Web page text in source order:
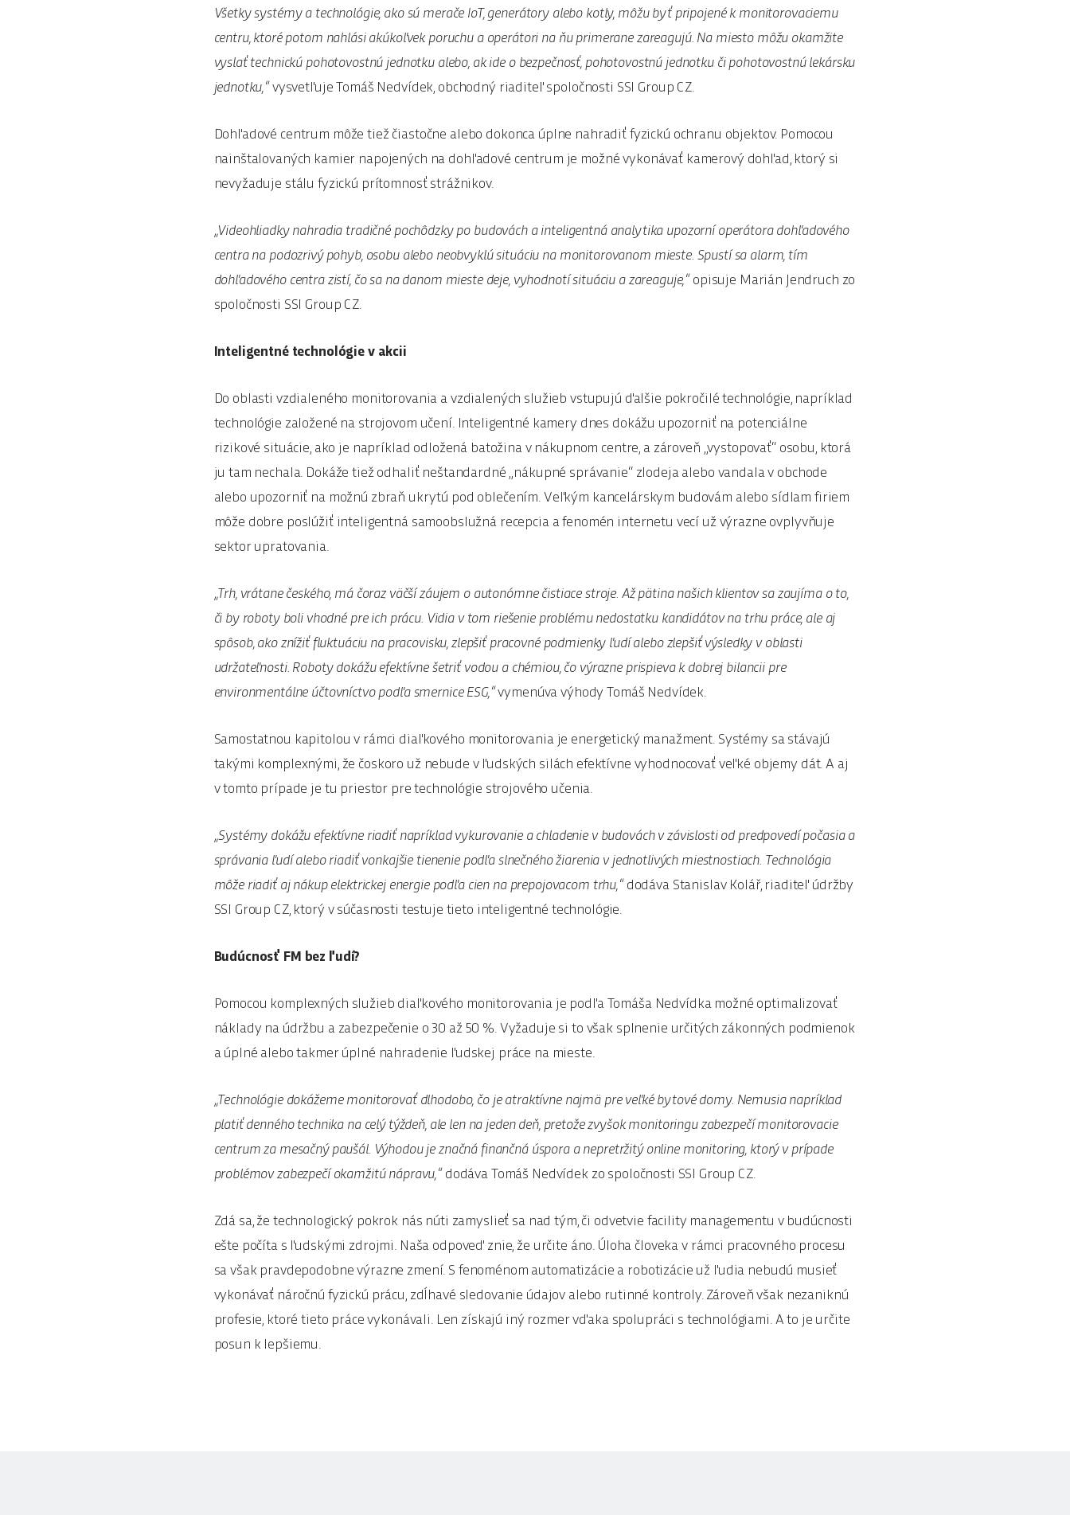
Všetky systémy a technológie, ako sú merače IoT, generátory alebo kotly, môžu byť pripojené k monitorovaciemu
centru, ktoré potom nahlási akúkoľvek poruchu a operátori na ňu primerane zareagujú. Na miesto môžu okamžite
vyslať technickú pohotovostnú jednotku alebo, ak ide o bezpečnosť, pohotovostnú jednotku či pohotovostnú lekársku
jednotku,“ vysvetľuje Tomáš Nedvídek, obchodný riaditeľ spoločnosti SSI Group CZ.
Dohľadové centrum môže tiež čiastočne alebo dokonca úplne nahradiť fyzickú ochranu objektov. Pomocou
nainštalovaných kamier napojených na dohľadové centrum je možné vykonávať kamerový dohľad, ktorý si
nevyžaduje stálu fyzickú prítomnosť strážnikov.
„Videohliadky nahradia tradičné pochôdzky po budovách a inteligentná analytika upozorní operátora dohľadového
centra na podozrivý pohyb, osobu alebo neobvyklú situáciu na monitorovanom mieste. Spustí sa alarm, tím
dohľadového centra zistí, čo sa na danom mieste deje, vyhodnotí situáciu a zareaguje,“ opisuje Marián Jendruch zo
spoločnosti SSI Group CZ.
Inteligentné technológie v akcii
Do oblasti vzdialeného monitorovania a vzdialených služieb vstupujú ďalšie pokročilé technológie, napríklad
technológie založené na strojovom učení. Inteligentné kamery dnes dokážu upozorniť na potenciálne
rizikové situácie, ako je napríklad odložená batožina v nákupnom centre, a zároveň „vystopovať“ osobu, ktorá
ju tam nechala. Dokáže tiež odhaliť neštandardné „nákupné správanie“ zlodeja alebo vandala v obchode
alebo upozorniť na možnú zbraň ukrytú pod oblečením. Veľkým kancelárskym budovám alebo sídlam firiem
môže dobre poslúžiť inteligentná samoobslužná recepcia a fenomén internetu vecí už výrazne ovplyvňuje
sektor upratovania.
„Trh, vrátane českého, má čoraz väčší záujem o autonómne čistiace stroje. Až pätina našich klientov sa zaujíma o to,
či by roboty boli vhodné pre ich prácu. Vidia v tom riešenie problému nedostatku kandidátov na trhu práce, ale aj
spôsob, ako znížiť fluktuáciu na pracovisku, zlepšiť pracovné podmienky ľudí alebo zlepšiť výsledky v oblasti
udržateľnosti. Roboty dokážu efektívne šetriť vodou a chémiou, čo výrazne prispieva k dobrej bilancii pre
environmentálne účtovníctvo podľa smernice ESG,“vymenúva výhody Tomáš Nedvídek.
Samostatnou kapitolou v rámci diaľkového monitorovania je energetický manažment. Systémy sa stávajú
takými komplexnými, že čoskoro už nebude v ľudských silách efektívne vyhodnocovať veľké objemy dát. A aj
v tomto prípade je tu priestor pre technológie strojového učenia.
„Systémy dokážu efektívne riadiť napríklad vykurovanie a chladenie v budovách v závislosti od predpovedí počasia a
správania ľudí alebo riadiť vonkajšie tienenie podľa slnečného žiarenia v jednotlivých miestnostiach. Technológia
môže riadiť aj nákup elektrickej energie podľa cien na prepojovacom trhu,“dodáva Stanislav Kolář, riaditeľ údržby
SSI Group CZ, ktorý v súčasnosti testuje tieto inteligentné technológie.
Budúcnosť FM bez ľudí?
Pomocou komplexných služieb diaľkového monitorovania je podľa Tomáša Nedvídka možné optimalizovať
náklady na údržbu a zabezpečenie o 30 až 50 %. Vyžaduje si to však splnenie určitých zákonných podmienok
a úplné alebo takmer úplné nahradenie ľudskej práce na mieste.
„Technológie dokážeme monitorovať dlhodobo, čo je atraktívne najmä pre veľké bytové domy. Nemusia napríklad
platiť denného technika na celý týždeň, ale len na jeden deň, pretože zvyšok monitoringu zabezpečí monitorovacie
centrum za mesačný paušál. Výhodou je značná finančná úspora a nepretržitý online monitoring, ktorý v prípade
problémov zabezpečí okamžitú nápravu,“ dodáva Tomáš Nedvídek zo spoločnosti SSI Group CZ.
Zdá sa, že technologický pokrok nás núti zamyslieť sa nad tým, či odvetvie facility managementu v budúcnosti
ešte počíta s ľudskými zdrojmi. Naša odpoveď znie, že určite áno. Úloha človeka v rámci pracovného procesu
sa však pravdepodobne výrazne zmení. S fenoménom automatizácie a robotizácie už ľudia nebudú musieť
vykonávať náročnú fyzickú prácu, zdĺhavé sledovanie údajov alebo rutinné kontroly. Zároveň však nezaniknú
profesie, ktoré tieto práce vykonávali. Len získajú iný rozmer vďaka spolupráci s technológiami. A to je určite
posun k lepšiemu.